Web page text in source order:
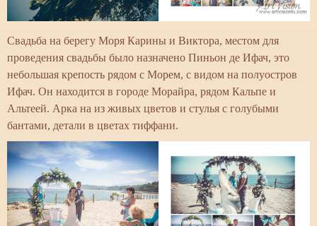
Свадьба на берегу Моря Карины и Виктора, местом для
проведения свадьбы было назначено Пиньон де Ифач, это
небольшая крепость рядом с Морем, с видом на полуостров
Ифач. Он находится в городе Морайра, рядом Кальпе и
Альтеей. Арка на из живых цветов и стулья с голубыми
бантами, детали в цветах тиффани.